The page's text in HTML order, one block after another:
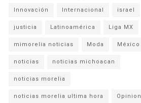
Innovación Internacional israel
justicia Latinoamérica Liga MX
mimorelia noticias Moda México
noticias noticias michoacan
noticias morelia
noticias morelia ultima hora Opinion